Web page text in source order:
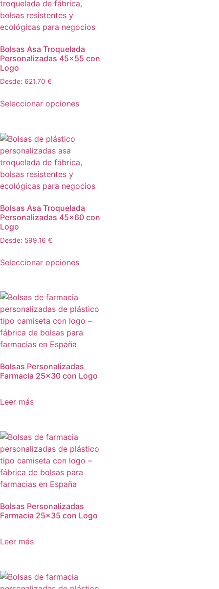
Bolsas Asa Troquelada
Personalizadas 45×55 con
Logo
Desde: 621,70 €
Seleccionar opciones
Bolsas Asa Troquelada
Personalizadas 45×60 con
Logo
Desde: 599,16 €
Seleccionar opciones
Bolsas Personalizadas
Farmacia 25×30 con Logo
Leer más
Bolsas Personalizadas
Farmacia 25×35 con Logo
Leer más